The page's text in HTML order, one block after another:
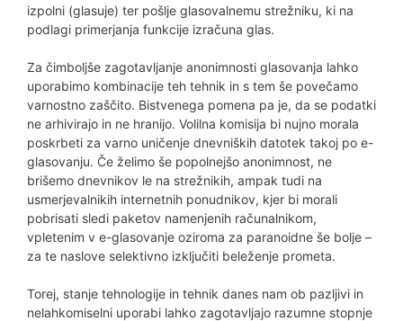
izpolni (glasuje) ter pošlje glasovalnemu strežniku, ki na
podlagi primerjanja funkcije izračuna glas.
Za čimboljše zagotavljanje anonimnosti glasovanja lahko
uporabimo kombinacije teh tehnik in s tem še povečamo
varnostno zaščito. Bistvenega pomena pa je, da se podatki
ne arhivirajo in ne hranijo. Volilna komisija bi nujno morala
poskrbeti za varno uničenje dnevniških datotek takoj po e-
glasovanju. Če želimo še popolnejšo anonimnost, ne
brišemo dnevnikov le na strežnikih, ampak tudi na
usmerjevalnikih internetnih ponudnikov, kjer bi morali
pobrisati sledi paketov namenjenih računalnikom,
vpletenim v e-glasovanje oziroma za paranoidne še bolje –
za te naslove selektivno izključiti beleženje prometa.
Torej, stanje tehnologije in tehnik danes nam ob pazljivi in
nelahkomiselni uporabi lahko zagotavljajo razumne stopnje